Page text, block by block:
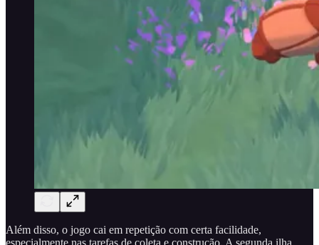
Além disso, o jogo cai em repetição com certa facilidade,
especialmente nas tarefas de coleta e construção. A segunda ilha